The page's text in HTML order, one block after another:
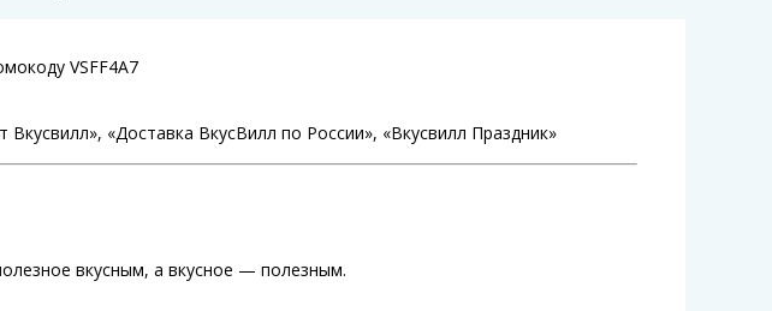
VSFF4A7
«Доставка ВкусВилл по России», «Вкусвилл Праздник»
вкусным, а вкусное — полезным.